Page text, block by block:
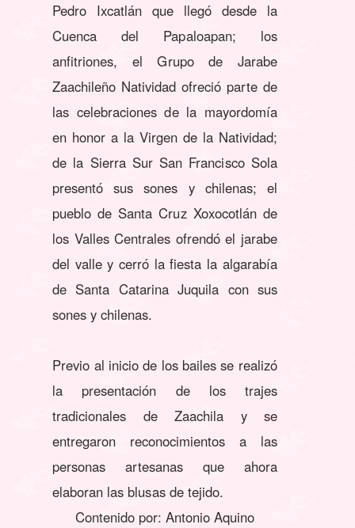
Pedro Ixcatlán que llegó desde la
Cuenca del Papaloapan; los
anfitriones, el Grupo de Jarabe
Zaachileño Natividad ofreció parte de
las celebraciones de la mayordomía
en honor a la Virgen de la Natividad;
de la Sierra Sur San Francisco Sola
presentó sus sones y chilenas; el
pueblo de Santa Cruz Xoxocotlán de
los Valles Centrales ofrendó el jarabe
del valle y cerró la fiesta la algarabía
de Santa Catarina Juquila con sus
sones y chilenas.
Previo al inicio de los bailes se realizó
la presentación de los trajes
tradicionales de Zaachila y se
entregaron reconocimientos a las
personas artesanas que ahora
elaboran las blusas de tejido.
Contenido por: Antonio Aquino